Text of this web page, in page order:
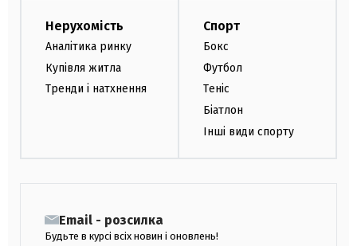
Нерухомість
Аналітика ринку
Купівля житла
Тренди і натхнення
Спорт
Бокс
Футбол
Теніс
Біатлон
Інші види спорту
Email - розсилка
Будьте в курсі всіх новин і оновлень!